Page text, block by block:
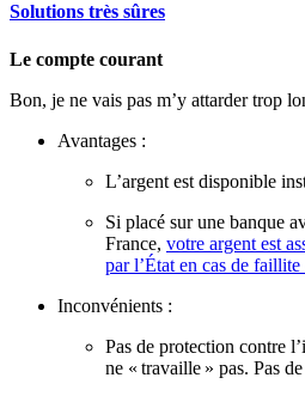
Solutions très sûres
Le compte courant
Bon, je ne vais pas m’y attarder trop
Avantages :
L’argent est disponible
Si placé sur une banque
France, votre argent est
par l’État en cas de
Inconvénients :
Pas de protection contre
ne « travaille » pas. Pas